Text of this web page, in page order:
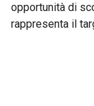
opportunità di
rappresenta il